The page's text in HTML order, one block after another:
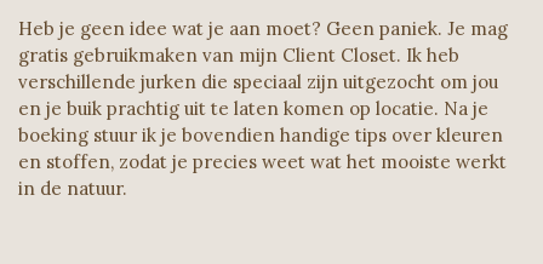
Heb je geen idee wat je aan moet? Geen paniek. Je mag
gratis gebruikmaken van mijn Client Closet. Ik heb
verschillende jurken die speciaal zijn uitgezocht om jou
en je buik prachtig uit te laten komen op locatie. Na je
boeking stuur ik je bovendien handige tips over kleuren
en stoffen, zodat je precies weet wat het mooiste werkt
in de natuur.